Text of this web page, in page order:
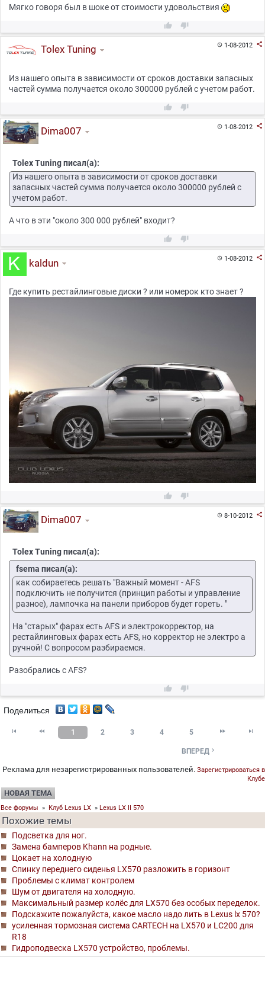
Мягко говоря был в шоке от стоимости удовольствия
 
1-08-2012 
Tolex Tuning
Из нашего опыта в зависимости от сроков доставки запасных
частей сумма получается около 300000 рублей с учетом работ.
 
1-08-2012 
Dima007
Tolex Tuning писал(а):
Из нашего опыта в зависимости от сроков доставки
запасных частей сумма получается около 300000 рублей с
учетом работ.
А что в эти "около 300 000 рублей" входит?
 
1-08-2012 
kaldun
Где купить рестайлинговые диски ? или номерок кто знает ?
 
8-10-2012 
Dima007
Tolex Tuning писал(а):
fsema писал(а):
как собираетесь решать "Важный момент - AFS
подключить не получится (принцип работы и управление
разное), лампочка на панели приборов будет гореть. "
На "старых" фарах есть AFS и электрокорректор, на
рестайлинговых фарах есть AFS, но корректор не электро а
ручной! С вопросом разбираемся.
Разобрались с AFS?
 
Поделиться
  1 2 3 4 5  
ВПЕРЕД 
Реклама для незарегистрированных пользователей. Зарегистрироваться в
Клубе
НОВАЯ ТЕМА
Все форумы » Клуб Lexus LX » Lexus LX II 570
Похожие темы
Подсветка для ног.
Замена бамперов Khann на родные.
Цокает на холодную
Спинку переднего сиденья LX570 разложить в горизонт
Проблемы с климат контролем
Шум от двигателя на холодную.
Максимальный размер колёс для LX570 без особых переделок.
Подскажите пожалуйста, какое масло надо лить в Lexus lx 570?
усиленная тормозная система CARTECH на LX570 и LC200 для
R18
Гидроподвеска LX570 устройство, проблемы.